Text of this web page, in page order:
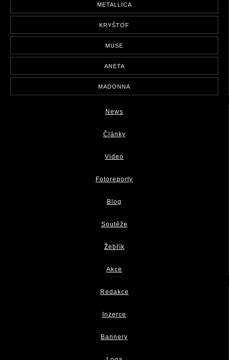
METALLICA
KRYŠTOF
MUSE
ANETA
MADONNA
News
Články
Video
Fotoreporty
Blog
Soutěže
Žebřík
Akce
Redakce
Inzerce
Bannery